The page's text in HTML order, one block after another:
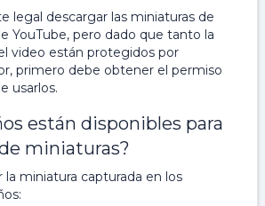
legal descargar las miniaturas de
YouTube, pero dado que tanto la
video están protegidos por
primero debe obtener el permiso
usarlos.
están disponibles para
miniaturas?
la miniatura capturada en los